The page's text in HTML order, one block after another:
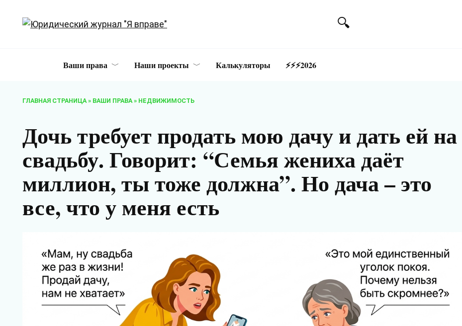
Ваши права Наши проекты Калькуляторы ⚡⚡⚡2026
ГЛАВНАЯ СТРАНИЦА » ВАШИ ПРАВА » НЕДВИЖИМОСТЬ
Дочь требует продать мою дачу и дать ей на
свадьбу. Говорит: “Семья жениха даёт
миллион, ты тоже должна”. Но дача – это
все, что у меня есть